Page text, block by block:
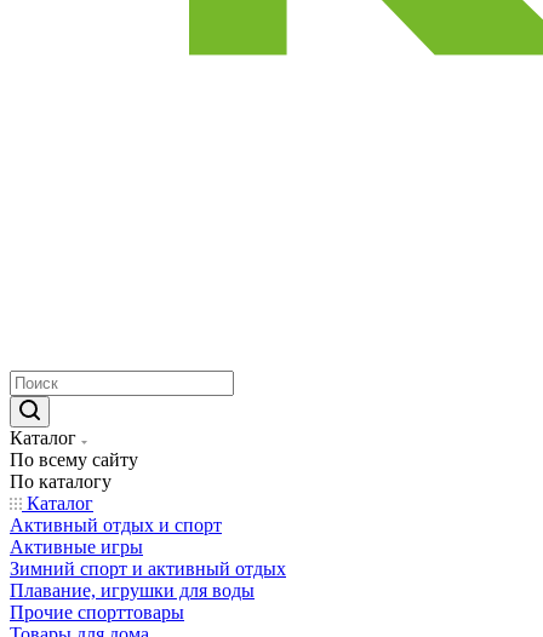
Каталог
По всему сайту
По каталогу
Каталог
Активный отдых и спорт
Активные игры
Зимний спорт и активный отдых
Плавание, игрушки для воды
Прочие спорттовары